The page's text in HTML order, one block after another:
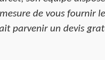
de vous fournir
parvenir un devis